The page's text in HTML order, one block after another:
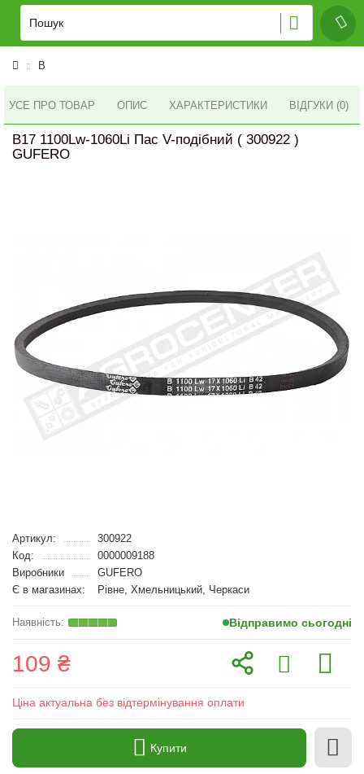
B
УСЕ ПРО ТОВАР ОПИС ХАРАКТЕРИСТИКИ ВІДГУКИ (0)
B17 1100Lw-1060Li Пас V-подібний ( 300922 )
GUFERO
Артикул:
300922
Код:
0000009188
Виробники
GUFERO
Є в магазинах:
Рівне, Хмельницький, Черкаси
Відправимо сьогодні
109 ₴
Ціна актуальна без відтермінування оплати
Купити